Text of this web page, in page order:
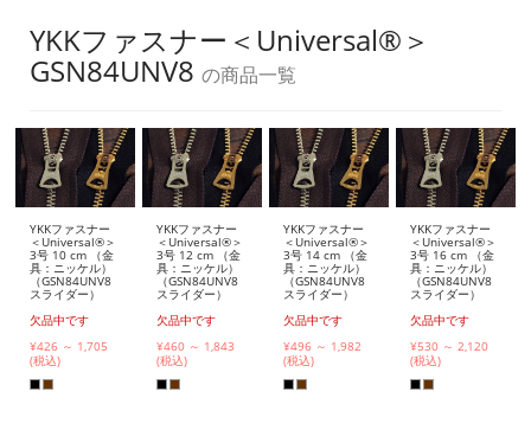
YKKファスナー＜Universal®＞
GSN84UNV8 の商品一覧
YKKファスナー
＜Universal®＞
3号 10 cm （金
具：ニッケル）
（GSN84UNV8
スライダー）
欠品中です
¥426 ～ 1,705
(税込)
YKKファスナー
＜Universal®＞
3号 12 cm （金
具：ニッケル）
（GSN84UNV8
スライダー）
欠品中です
¥460 ～ 1,843
(税込)
YKKファスナー
＜Universal®＞
3号 14 cm （金
具：ニッケル）
（GSN84UNV8
スライダー）
欠品中です
¥496 ～ 1,982
(税込)
YKKファスナー
＜Universal®＞
3号 16 cm （金
具：ニッケル）
（GSN84UNV8
スライダー）
欠品中です
¥530 ～ 2,120
(税込)